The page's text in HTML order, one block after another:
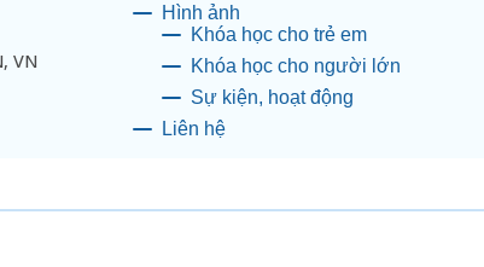
VN
Hình ảnh
Khóa học cho trẻ em
Khóa học cho người lớn
Sự kiện, hoạt động
Liên hệ